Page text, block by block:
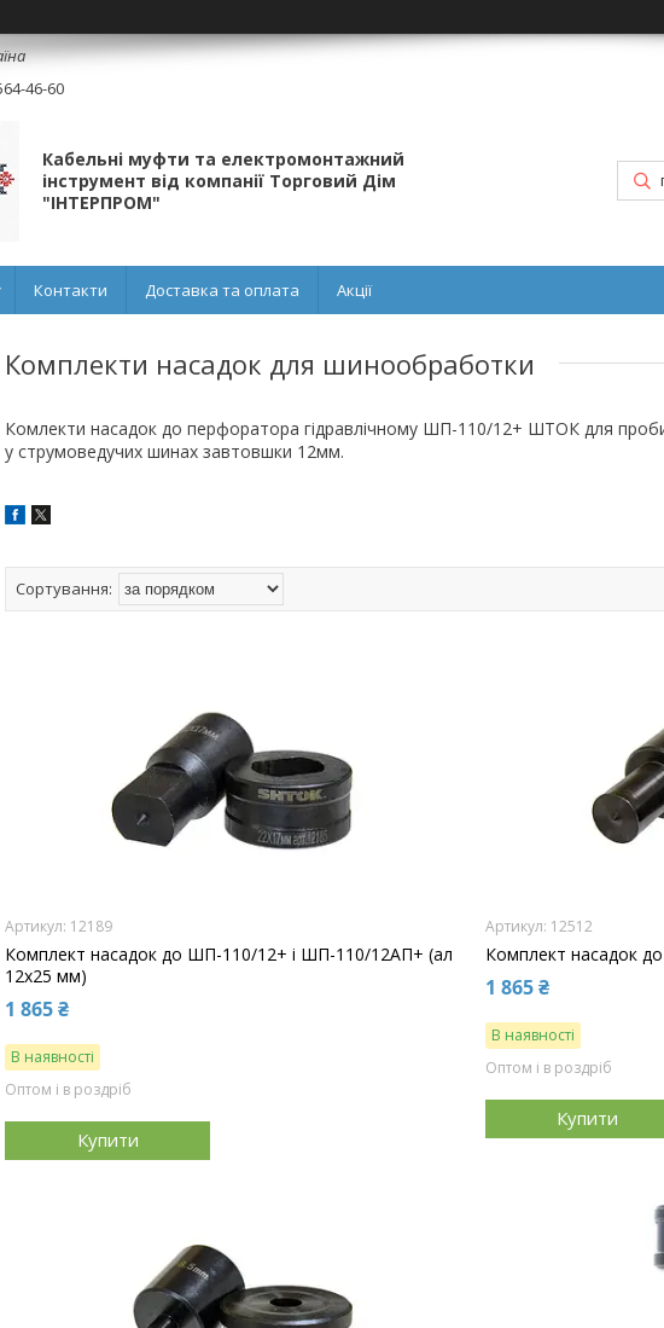
46-60
Кабельні муфти та електромонтажний
інструмент від компанії Торговий Дім
"ІНТЕРПРОМ"
Контакти Доставка та оплата Акції
Комплекти насадок для шинообработки
Комлекти насадок до перфоратора гідравлічному ШП-110/12+ ШТОК для
у струмоведучих шинах завтовшки 12мм.
12189
Комплект насадок до ШП-110/12+ і ШП-110/12АП+ (ал
12х25 мм)
1 865 ₴
В наявності
Оптом і в роздріб
Купити
12512
Комплект насадок
1 865 ₴
В наявності
Оптом і в роздріб
Купити